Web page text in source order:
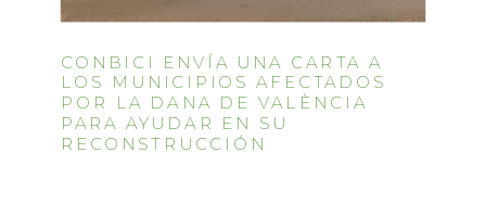
CONBICI ENVÍA UNA CARTA A
LOS MUNICIPIOS AFECTADOS
POR LA DANA DE VALÈNCIA
PARA AYUDAR EN SU
RECONSTRUCCIÓN